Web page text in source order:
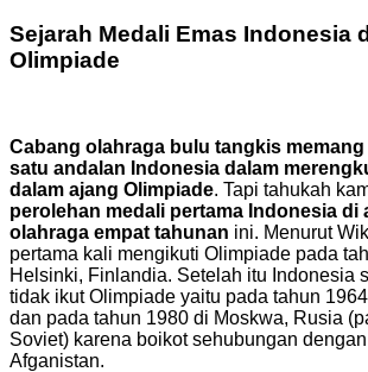
Sejarah Medali Emas Indonesia
Olimpiade
Cabang olahraga bulu tangkis
satu andalan Indonesia dalam
dalam ajang Olimpiade. Tapi tahukah
perolehan medali pertama Indonesia di
olahraga empat tahunan ini. Menurut
pertama kali mengikuti Olimpiade pada
Helsinki, Finlandia. Setelah itu Indonesia
tidak ikut Olimpiade yaitu pada tahun
dan pada tahun 1980 di Moskwa, Rusia
Soviet) karena boikot sehubungan
Afganistan.